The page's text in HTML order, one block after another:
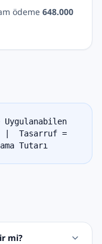
ödeme 648.000
Uygulanabilen
| Tasarruf =
Tutarı
mi?